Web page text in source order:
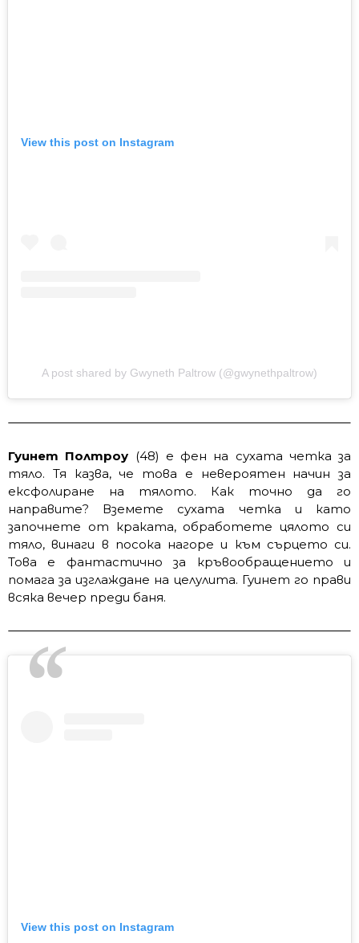
View this post on Instagram
A post shared by Gwyneth Paltrow (@gwynethpaltrow)
Гуинет Полтроу (48) е фен на сухата четка за
тяло. Тя казва, че това е невероятен начин за
ексфолиране на тялото. Как точно да го
направите? Вземете сухата четка и като
започнете от краката, обработете цялото си
тяло, винаги в посока нагоре и към сърцето си.
Това е фантастично за кръвообращението и
помага за изглаждане на целулита. Гуинет го прави
всяка вечер преди баня.
View this post on Instagram